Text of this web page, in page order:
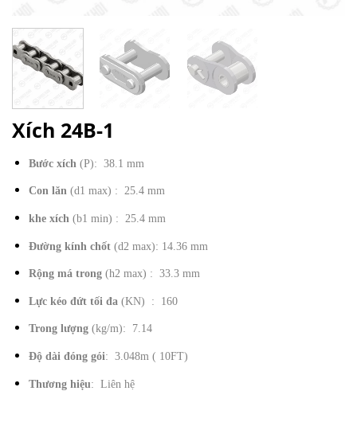
Xích 24B-1
Bước xích (P): 38.1 mm
Con lăn(d1 max) : 25.4 mm
khe xích (b1 min) : 25.4 mm
Đường kính chốt(d2 max): 14.36 mm
Rộng má trong(h2 max) : 33.3 mm
Lực kéo đứt tối đa (KN) : 160
Trong lượng (kg/m): 7.14
Độ dài đóng gói: 3.048m ( 10FT)
Thương hiệu: Liên hệ